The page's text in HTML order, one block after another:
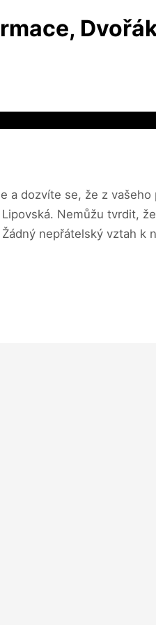
dozvíte se, že z
Nemůžu tvrdit,
nepřátelský vztah k